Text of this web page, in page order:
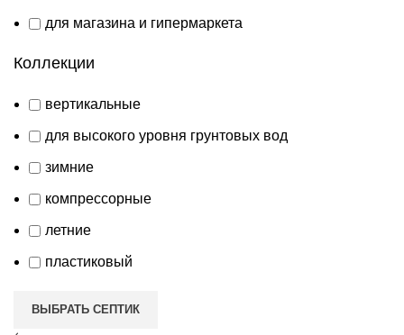
для магазина и гипермаркета
Коллекции
вертикальные
для высокого уровня грунтовых вод
зимние
компрессорные
летние
пластиковый
ВЫБРАТЬ СЕПТИК